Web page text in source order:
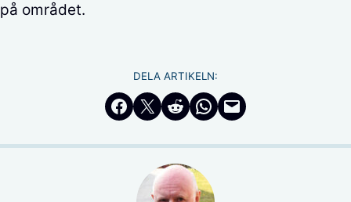
på området.
DELA ARTIKELN:
Dela på Facebook
Dela på Twitter
Dela på RedditDela i WhatsApp
Maila en länk